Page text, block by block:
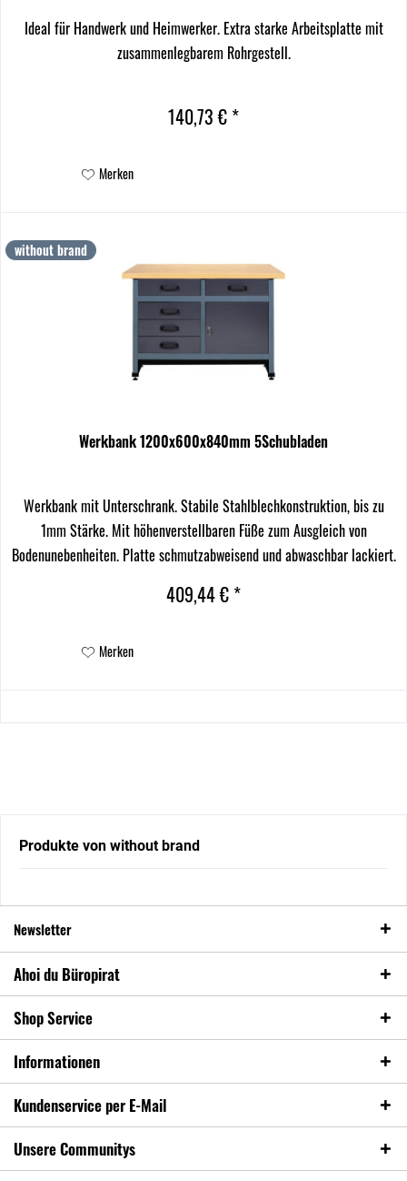
Ideal für Handwerk und Heimwerker. Extra starke Arbeitsplatte mit
zusammenlegbarem Rohrgestell.
140,73 € *
Merken
without brand
Werkbank 1200x600x840mm 5Schubladen
Werkbank mit Unterschrank. Stabile Stahlblechkonstruktion, bis zu
1mm Stärke. Mit höhenverstellbaren Füße zum Ausgleich von
Bodenunebenheiten. Platte schmutzabweisend und abwaschbar lackiert.
409,44 € *
Merken
Produkte von without brand
Newsletter
Ahoi du Büropirat
Shop Service
Informationen
Kundenservice per E-Mail
Unsere Communitys